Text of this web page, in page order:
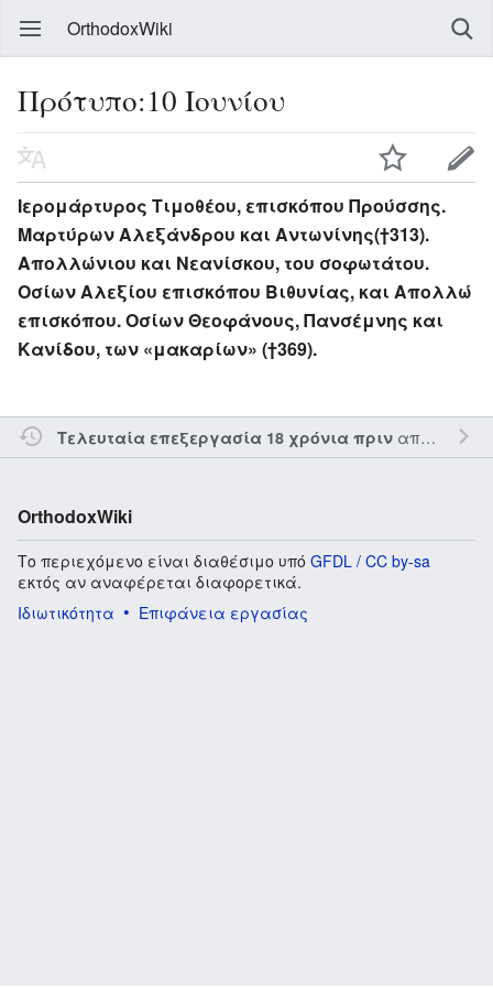
OrthodoxWiki
Πρότυπο:10 Ιουνίου
Ιερομάρτυρος Τιμοθέου, επισκόπου Προύσσης.
Μαρτύρων Αλεξάνδρου και Αντωνίνης(†313).
Απολλώνιου και Νεανίσκου, του σοφωτάτου.
Οσίων Αλεξίου επισκόπου Βιθυνίας, και Απολλώ
επισκόπου. Οσίων Θεοφάνους, Πανσέμνης και
Κανίδου, των «μακαρίων» (†369).
Τελευταία επεξεργασία 18 χρόνια πριναπό τον την
OrthodoxWiki
Το περιεχόμενο είναι διαθέσιμο υπό GFDL / CC by-sa
εκτός αν αναφέρεται διαφορετικά.
Ιδιωτικότητα
Επιφάνεια εργασίας